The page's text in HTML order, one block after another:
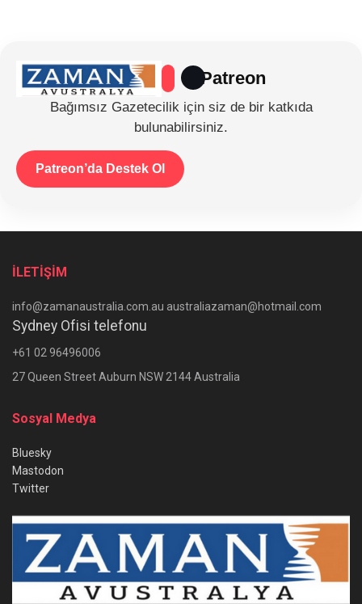
Patreon
Bağımsız Gazetecilik için siz de bir katkıda
bulunabilirsiniz.
Patreon’da Destek Ol
İLETİŞİM
info@zamanaustralia.com.au australiazaman@hotmail.com
Sydney Ofisi telefonu
+61 02 96496006
27 Queen Street Auburn NSW 2144 Australia
Sosyal Medya
Bluesky
Mastodon
Twitter